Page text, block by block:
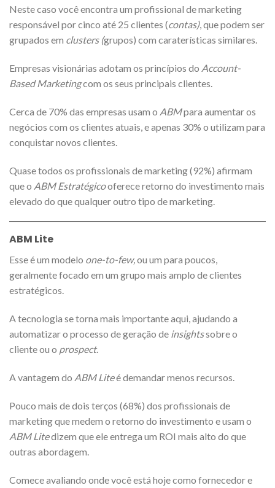
Neste caso você encontra um profissional de marketing
responsável por cinco até 25 clientes (contas), que podem ser
grupados em clusters (grupos) com caraterísticas similares.
Empresas visionárias adotam os princípios do Account-
Based Marketingcom os seus principais clientes.
Cerca de 70% das empresas usam o ABMpara aumentar os
negócios com os clientes atuais, e apenas 30% o utilizam para
conquistar novos clientes.
Quase todos os profissionais de marketing (92%) afirmam
que o ABM Estratégicooferece retorno do investimento mais
elevado do que qualquer outro tipo de marketing.
ABM Lite
Esse é um modelo one-to-few,ou um para poucos,
geralmente focado em um grupo mais amplo de clientes
estratégicos.
A tecnologia se torna mais importante aqui, ajudando a
automatizar o processo de geração de insightssobre o
cliente ou o prospect.
A vantagem do ABM Liteé demandar menos recursos.
Pouco mais de dois terços (68%) dos profissionais de
marketing que medem o retorno do investimento e usam o
ABM Litedizem que ele entrega um ROI mais alto do que
outras abordagem.
Comece avaliando onde você está hoje como fornecedor e